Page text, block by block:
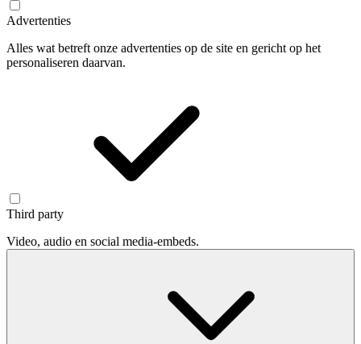
Advertenties
Alles wat betreft onze advertenties op de site en gericht op het
personaliseren daarvan.
Third party
Video, audio en social media-embeds.